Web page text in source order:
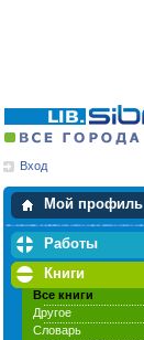
Вход
Мой профиль
Мои закладки
Работы
Книги
Все книги
Другое
Словарь